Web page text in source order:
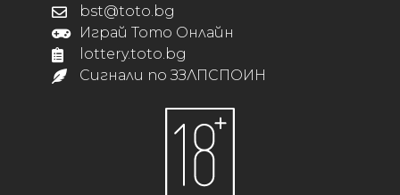
bst@toto.bg
Играй Тото Онлайн
lottery.toto.bg
Сигнали по ЗЗЛПСПОИН